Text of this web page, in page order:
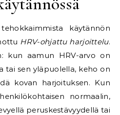
käytännön
HRV-ohjattu harjoittelu.
kun aamun HRV-arvo on
tai sen yläpuolella, keho on
kovan harjoituksen. Kun
normaalin,
peruskestävyydellä tai